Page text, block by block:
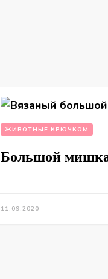
ЖИВОТНЫЕ КРЮЧКОМ
Большой
11.09.2020